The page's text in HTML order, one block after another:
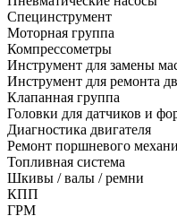
Специнструмент
Моторная группа
Компрессометры
Инструмент для замены
Инструмент для ремонта
Клапанная группа
Головки для датчиков и
Диагностика двигателя
Ремонт поршневого
Топливная система
Шкивы / валы / ремни
КПП
ГРМ